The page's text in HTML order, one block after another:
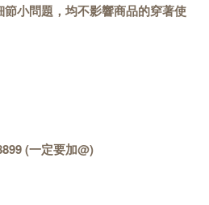
小問題，均不影響商品的穿著使
(一定要加@)